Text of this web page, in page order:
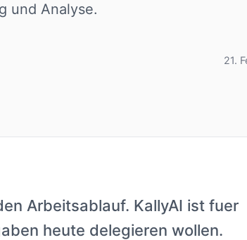
und Analyse.
21.
Arbeitsablauf. KallyAI ist fuer
heute delegieren wollen.